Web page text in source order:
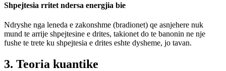
Shpejtesia rritet ndersa energjia bie
Ndryshe nga leneda e zakonshme (bradionet) qe asnjehere nuk
mund te arrije shpejtesine e drites, takionet do te banonin ne nje
fushe te trete ku shpejtesia e drites eshte dysheme, jo tavan.
3. Teoria kuantike